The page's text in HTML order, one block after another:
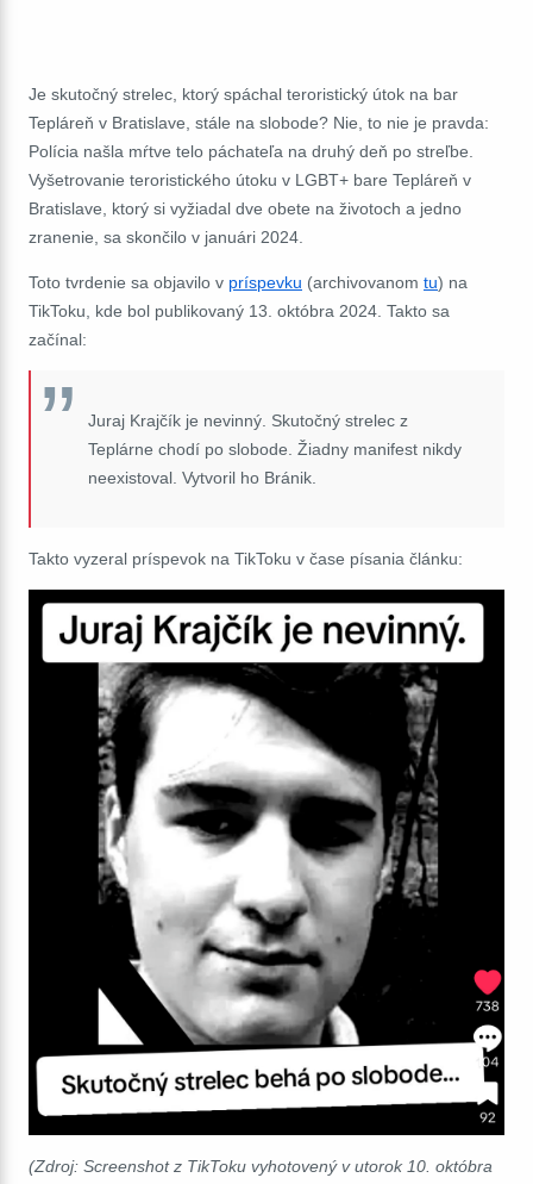
Je skutočný strelec, ktorý spáchal teroristický útok na bar
Tepláreň v Bratislave, stále na slobode? Nie, to nie je pravda:
Polícia našla mŕtve telo páchateľa na druhý deň po streľbe.
Vyšetrovanie teroristického útoku v LGBT+ bare Tepláreň v
Bratislave, ktorý si vyžiadal dve obete na životoch a jedno
zranenie, sa skončilo v januári 2024.
Toto tvrdenie sa objavilo v príspevku (archivovanom tu) na
TikToku, kde bol publikovaný 13. októbra 2024. Takto sa
začínal:
Juraj Krajčík je nevinný. Skutočný strelec z
Teplárne chodí po slobode. Žiadny manifest nikdy
neexistoval. Vytvoril ho Bránik.
Takto vyzeral príspevok na TikToku v čase písania článku:
(Zdroj: Screenshot z TikToku vyhotovený v utorok 10. októbra